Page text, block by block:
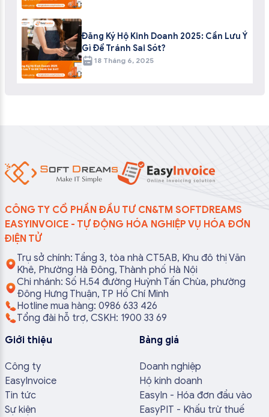
Đăng Ký Hộ Kinh Doanh 2025: Cần Lưu Ý
Gì Để Tránh Sai Sót?
18 Tháng 6, 2025
CÔNG TY CỔ PHẦN ĐẦU TƯ CN&TM SOFTDREAMS
EASYINVOICE - TỰ ĐỘNG HÓA NGHIỆP VỤ HÓA ĐƠN
ĐIỆN TỬ
Trụ sở chính: Tầng 3, tòa nhà CT5AB, Khu đô thị Văn
Khê, Phường Hà Đông, Thành phố Hà Nội
Chi nhánh: Số H.54 đường Huỳnh Tấn Chùa, phường
Đông Hưng Thuận, TP Hồ Chí Minh
Hotline mua hàng: 0986 633 426
Tổng đài hỗ trợ, CSKH: 1900 33 69
Giới thiệu
Công ty
EasyInvoice
Tin tức
Sự kiện
Bảng giá
Doanh nghiệp
Hộ kinh doanh
EasyIn - Hóa đơn đầu vào
EasyPIT - Khấu trừ thuế